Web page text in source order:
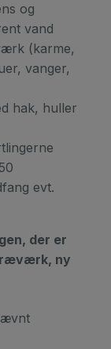
og
vand
(karme,
vanger,
hak, huller
evt.
der er
ny